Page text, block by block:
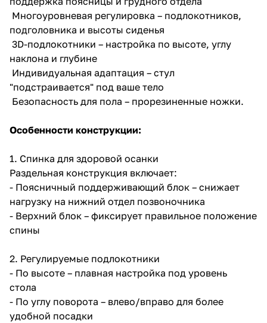
Многоуровневая регулировка – подлокотников,
подголовника и высоты сиденья
3D-подлокотники – настройка по высоте, углу
наклона и глубине
Индивидуальная адаптация – стул
"подстраивается" под ваше тело
Безопасность для пола – прорезиненные ножки.
Особенности конструкции:
1. Спинка для здоровой осанки
Раздельная конструкция включает:
- Поясничный поддерживающий блок – снижает
нагрузку на нижний отдел позвоночника
- Верхний блок – фиксирует правильное положение
спины
2. Регулируемые подлокотники
- По высоте – плавная настройка под уровень
стола
- По углу поворота – влево/вправо для более
удобной посадки